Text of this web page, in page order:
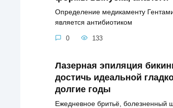
Определение медикаменту
является антибиотиком
0 133
Лазерная эпиляция
достичь идеальной
долгие годы
Ежедневное бритьё, болезненный